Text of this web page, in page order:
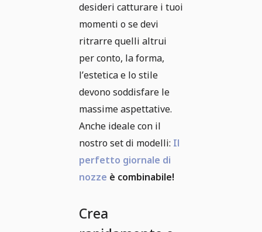
desideri catturare i tuoi
momenti o se devi
ritrarre quelli altrui
per conto, la forma,
l’estetica e lo stile
devono soddisfare le
massime aspettative.
Anche ideale con il
nostro set di modelli: Il
perfetto giornale di
nozze è combinabile!
Crea